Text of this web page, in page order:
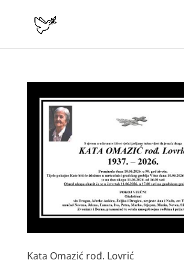
Kata Omazić rođ. Lovrić